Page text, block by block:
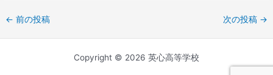
← 前の投稿 次の投稿 →
Copyright © 2026 英心高等学校